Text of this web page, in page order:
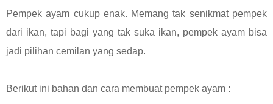
Pempek ayam cukup enak. Memang tak senikmat pempek
dari ikan, tapi bagi yang tak suka ikan, pempek ayam bisa
jadi pilihan cemilan yang sedap.
Berikut ini bahan dan cara membuat pempek ayam :